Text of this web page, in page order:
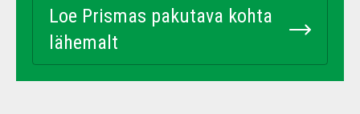
Loe Prismas pakutava kohta
lähemalt